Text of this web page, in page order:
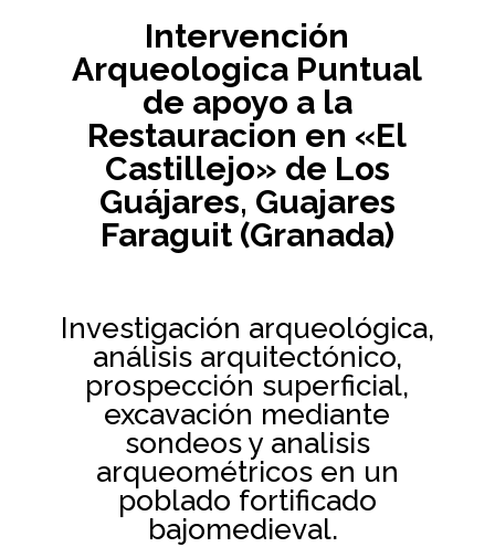
Intervención
Arqueologica Puntual
de apoyo a la
Restauracion en «El
Castillejo» de Los
Guájares, Guajares
Faraguit (Granada)
Investigación arqueológica,
análisis arquitectónico,
prospección superficial,
excavación mediante
sondeos y analisis
arqueométricos en un
poblado fortificado
bajomedieval.